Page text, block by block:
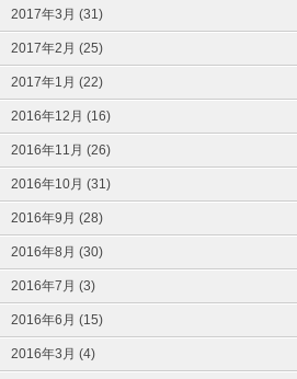
2017年3月 (31)
2017年2月 (25)
2017年1月 (22)
2016年12月 (16)
2016年11月 (26)
2016年10月 (31)
2016年9月 (28)
2016年8月 (30)
2016年7月 (3)
2016年6月 (15)
2016年3月 (4)